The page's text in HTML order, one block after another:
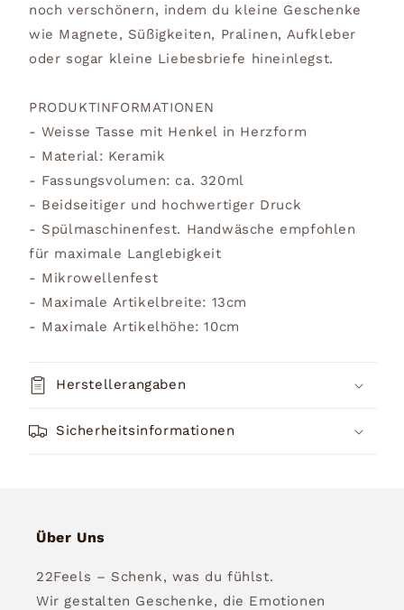
noch verschönern, indem du kleine Geschenke
wie Magnete, Süßigkeiten, Pralinen, Aufkleber
oder sogar kleine Liebesbriefe hineinlegst.
PRODUKTINFORMATIONEN
- Weisse Tasse mit Henkel in Herzform
- Material: Keramik
- Fassungsvolumen: ca. 320ml
- Beidseitiger und hochwertiger Druck
- Spülmaschinenfest. Handwäsche empfohlen
für maximale Langlebigkeit
- Mikrowellenfest
- Maximale Artikelbreite: 13cm
- Maximale Artikelhöhe: 10cm
Herstellerangaben
Sicherheitsinformationen
Über Uns
22Feels – Schenk, was du fühlst.
Wir gestalten Geschenke, die Emotionen